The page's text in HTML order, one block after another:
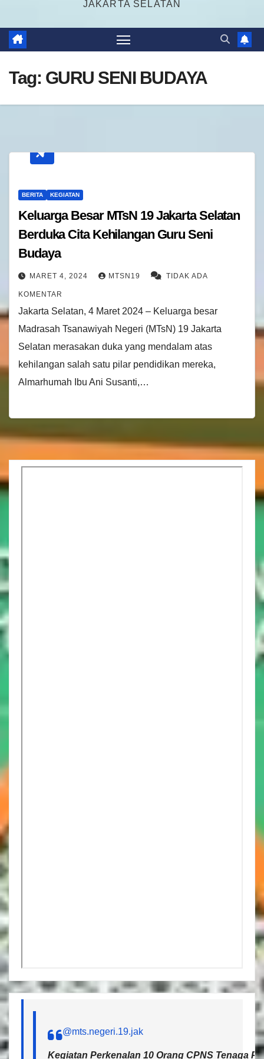
JAKARTA SELATAN
Tag: GURU SENI BUDAYA
BERITA KEGIATAN
Keluarga Besar MTsN 19 Jakarta Selatan
Berduka Cita Kehilangan Guru Seni
Budaya
MARET 4, 2024 MTSN19 TIDAK ADA
KOMENTAR
Jakarta Selatan, 4 Maret 2024 – Keluarga besar
Madrasah Tsanawiyah Negeri (MTsN) 19 Jakarta
Selatan merasakan duka yang mendalam atas
kehilangan salah satu pilar pendidikan mereka,
Almarhumah Ibu Ani Susanti,…
@mts.negeri.19.jak
Kegiatan Perkenalan 10 Orang CPNS Tenaga